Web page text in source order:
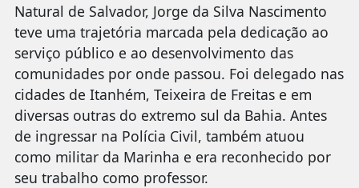
Natural de Salvador, Jorge da Silva Nascimento
teve uma trajetória marcada pela dedicação ao
serviço público e ao desenvolvimento das
comunidades por onde passou. Foi delegado nas
cidades de Itanhém, Teixeira de Freitas e em
diversas outras do extremo sul da Bahia. Antes
de ingressar na Polícia Civil, também atuou
como militar da Marinha e era reconhecido por
seu trabalho como professor.